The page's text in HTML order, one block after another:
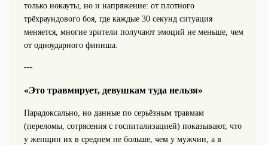
только нокауты, но и напряжение: от плотного
трёхраундового боя, где каждые 30 секунд ситуация
меняется, многие зрители получают эмоций не меньше, чем
от одноударного финиша.
---
«Это травмирует, девушкам туда нельзя»
Парадоксально, но данные по серьёзным травмам
(переломы, сотрясения с госпитализацией) показывают, что
у женщин их в среднем не больше, чем у мужчин, а в